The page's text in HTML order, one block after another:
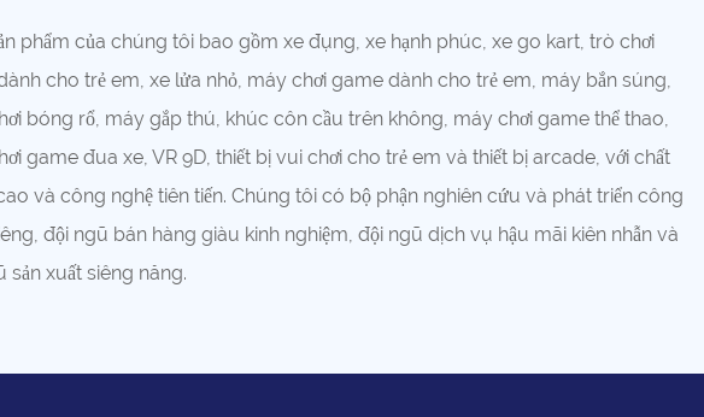
phẩm của chúng tôi bao gồm xe đụng, xe hạnh phúc, xe go kart, trò chơi
cho trẻ em, xe lửa nhỏ, máy chơi game dành cho trẻ em, máy bắn súng,
bóng rổ, máy gắp thú, khúc côn cầu trên không, máy chơi game thể thao,
game đua xe, VR 9D, thiết bị vui chơi cho trẻ em và thiết bị arcade, với chất
và công nghệ tiên tiến. Chúng tôi có bộ phận nghiên cứu và phát triển công
đội ngũ bán hàng giàu kinh nghiệm, đội ngũ dịch vụ hậu mãi kiên nhẫn và
sản xuất siêng năng.